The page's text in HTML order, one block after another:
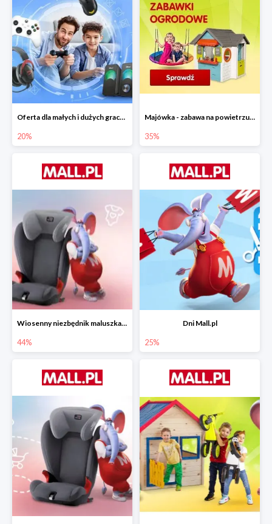
Oferta dla małych i dużych graczy w Mall.pl do -20%
20%
Majówka - zabawa na powietrzu do -35%
35%
Wiosenny niezbędnik maluszka do -44% taniej
44%
Dni Mall.pl
25%